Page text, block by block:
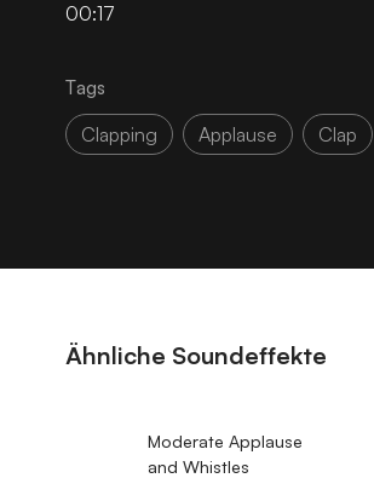
00:17
Tags
Clapping
Applause Clap
Ähnliche Soundeffekte
Moderate Applause
and Whistles